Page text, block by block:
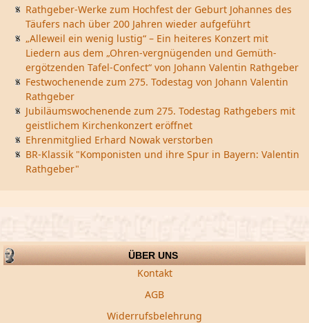
Rathgeber-Werke zum Hochfest der Geburt Johannes des
Täufers nach über 200 Jahren wieder aufgeführt
„Alleweil ein wenig lustig“ – Ein heiteres Konzert mit
Liedern aus dem „Ohren-vergnügenden und Gemüth-
ergötzenden Tafel-Confect“ von Johann Valentin Rathgeber
Festwochenende zum 275. Todestag von Johann Valentin
Rathgeber
Jubiläumswochenende zum 275. Todestag Rathgebers mit
geistlichem Kirchenkonzert eröffnet
Ehrenmitglied Erhard Nowak verstorben
BR-Klassik "Komponisten und ihre Spur in Bayern: Valentin
Rathgeber"
ÜBER UNS
Kontakt
AGB
Widerrufsbelehrung